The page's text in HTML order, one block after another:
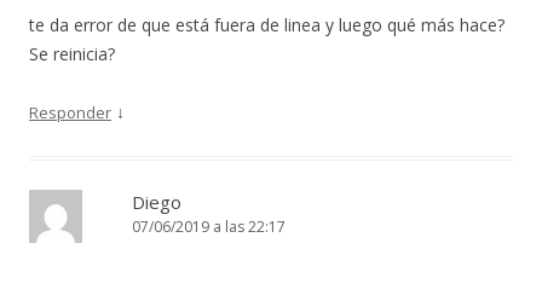
te da error de que está fuera de linea y luego qué más hace?
Se reinicia?
Responder ↓
Diego
07/06/2019 a las 22:17